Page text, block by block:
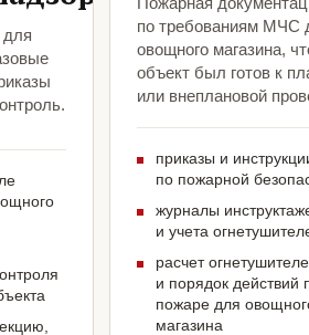
для
по требованиям МЧС
овощного магазина,
объект был готов к
или внеплановой
приказы и
по пожарной
журналы
и учета
расчет
и порядок действий
пожаре для
магазина